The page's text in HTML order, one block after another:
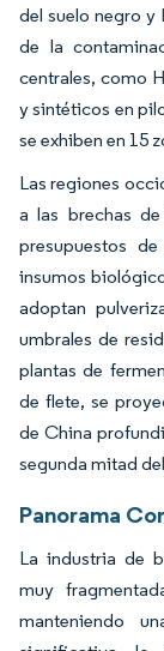
del suelo negro
de la
centrales, como
y sintéticos en
se exhiben en 15
Las regiones
a las brechas
presupuestos
insumos
adoptan
umbrales de
plantas de
de flete, se
de China
segunda mitad
Panorama
La industria de
muy
manteniendo